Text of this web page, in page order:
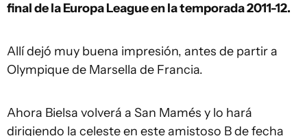
final de la Europa League en la temporada 2011-12.
Allí dejó muy buena impresión, antes de partir a
Olympique de Marsella de Francia.
Ahora Bielsa volverá a San Mamés y lo hará
dirigiendo la celeste en este amistoso B de fecha